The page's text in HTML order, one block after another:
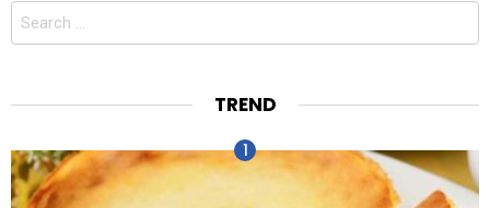
Search
TREND